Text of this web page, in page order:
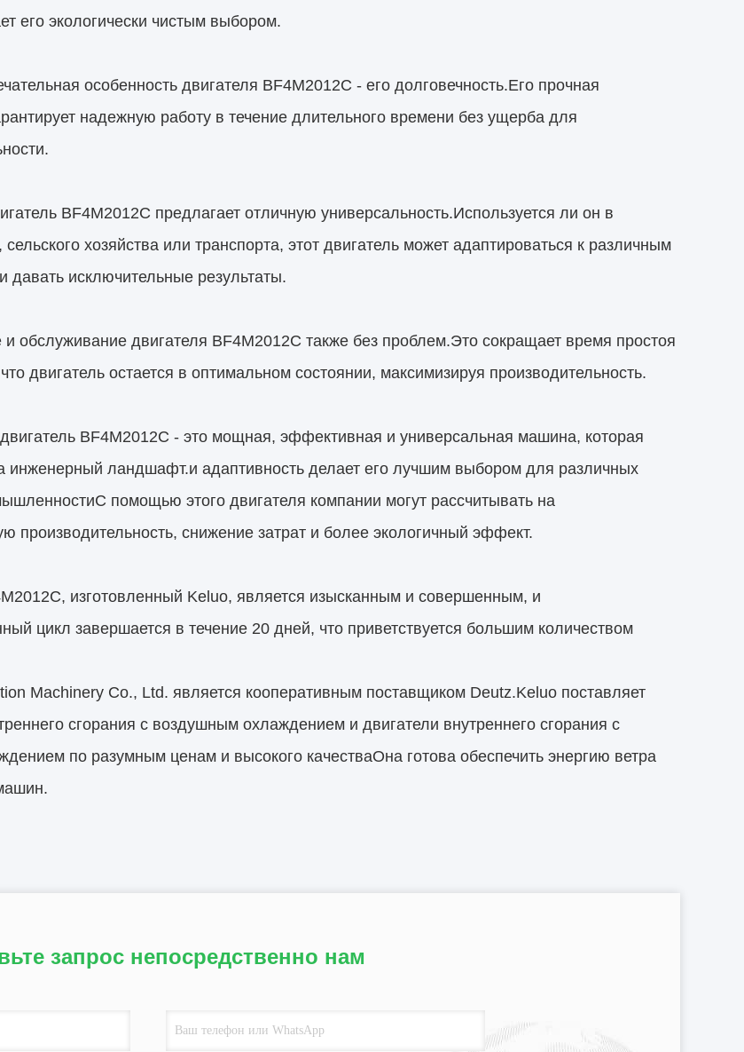
его экологически чистым выбором.
особенность двигателя BF4M2012C - его долговечность.Его прочная
надежную работу в течение длительного времени без ущерба для
BF4M2012C предлагает отличную универсальность.Используется ли он в
сельского хозяйства или транспорта, этот двигатель может адаптироваться к различным
давать исключительные результаты.
обслуживание двигателя BF4M2012C также без проблем.Это сокращает время простоя
что двигатель остается в оптимальном состоянии, максимизируя производительность.
BF4M2012C - это мощная, эффективная и универсальная машина, которая
инженерный ландшафт.и адаптивность делает его лучшим выбором для различных
помощью этого двигателя компании могут рассчитывать на
производительность, снижение затрат и более экологичный эффект.
изготовленный Keluo, является изысканным и совершенным, и
цикл завершается в течение 20 дней, что приветствуется большим количеством
Machinery Co., Ltd. является кооперативным поставщиком Deutz.Keluo поставляет
сгорания с воздушным охлаждением и двигатели внутреннего сгорания с
по разумным ценам и высокого качестваОна готова обеспечить энергию ветра
запрос непосредственно нам